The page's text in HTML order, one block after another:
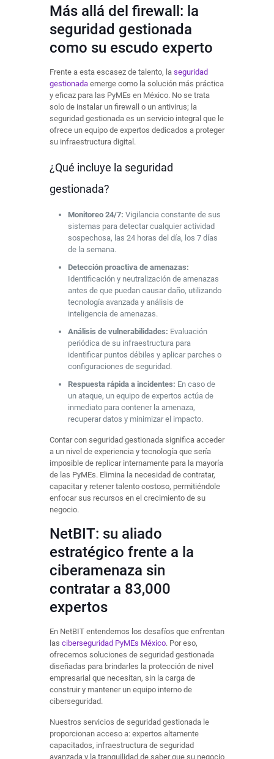
Más allá del firewall: la
seguridad gestionada
como su escudo experto
Frente a esta escasez de talento, la seguridad
gestionadaemerge como la solución más práctica
y eficaz para las PyMEs en México. No se trata
solo de instalar un firewall o un antivirus; la
seguridad gestionada es un servicio integral que le
ofrece un equipo de expertos dedicados a proteger
su infraestructura digital.
¿Qué incluye la seguridad
gestionada?
Monitoreo 24/7: Vigilancia constante de sus
sistemas para detectar cualquier actividad
sospechosa, las 24 horas del día, los 7 días
de la semana.
Detección proactiva de amenazas:
Identificación y neutralización de amenazas
antes de que puedan causar daño, utilizando
tecnología avanzada y análisis de
inteligencia de amenazas.
Análisis de vulnerabilidades: Evaluación
periódica de su infraestructura para
identificar puntos débiles y aplicar parches o
configuraciones de seguridad.
Respuesta rápida a incidentes: En caso de
un ataque, un equipo de expertos actúa de
inmediato para contener la amenaza,
recuperar datos y minimizar el impacto.
Contar con seguridad gestionada significa acceder
a un nivel de experiencia y tecnología que sería
imposible de replicar internamente para la mayoría
de las PyMEs. Elimina la necesidad de contratar,
capacitar y retener talento costoso, permitiéndole
enfocar sus recursos en el crecimiento de su
negocio.
NetBIT: su aliado
estratégico frente a la
ciberamenaza sin
contratar a 83,000
expertos
En NetBIT entendemos los desafíos que enfrentan
las ciberseguridad PyMEs México. Por eso,
ofrecemos soluciones de seguridad gestionada
diseñadas para brindarles la protección de nivel
empresarial que necesitan, sin la carga de
construir y mantener un equipo interno de
ciberseguridad.
Nuestros servicios de seguridad gestionada le
proporcionan acceso a: expertos altamente
capacitados, infraestructura de seguridad
avanzada y la tranquilidad de saber que su negocio